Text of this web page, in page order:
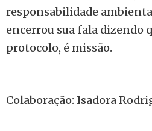
responsabilidade
encerrou sua fala dizendo
protocolo, é missão.
Colaboração: Isadora